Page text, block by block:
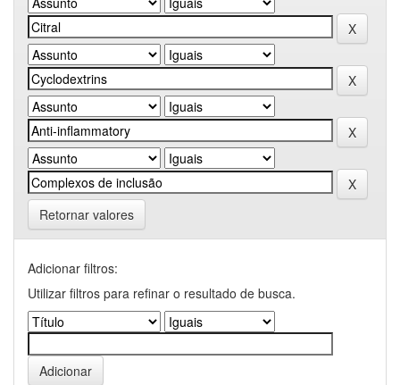
Retornar valores
Adicionar filtros:
Utilizar filtros para refinar o resultado de busca.